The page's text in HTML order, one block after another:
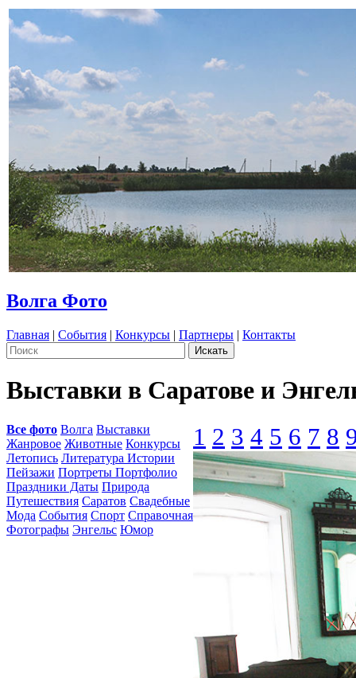
Волга Фото
Главная | События | Конкурсы | Партнеры | Контакты
Выставки в Саратове и
Все фото Волга Выставки
Жанровое Животные Конкурсы
Летопись Литература Истории
Пейзажи Портреты Портфолио
Праздники Даты Природа
Путешествия Саратов Свадебные
Мода События Спорт Справочная
Фотографы Энгельс Юмор
1 2 3 4 5 6 7 8